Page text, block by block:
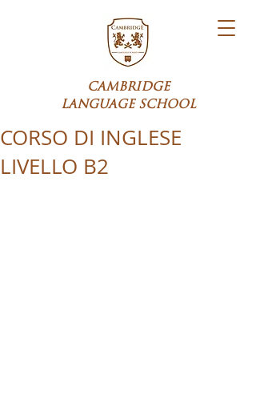
CAMBRIDGE
LANGUAGE SCHOOL
CORSO DI INGLESE
LIVELLO B2